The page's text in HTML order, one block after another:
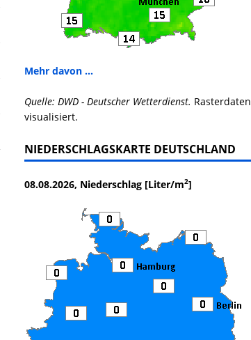
Mehr davon ...
Quelle: DWD - Deutscher Wetterdienst. Rasterdaten
visualisiert.
NIEDERSCHLAGSKARTE DEUTSCHLAND
08.08.2026, Niederschlag [Liter/m2]